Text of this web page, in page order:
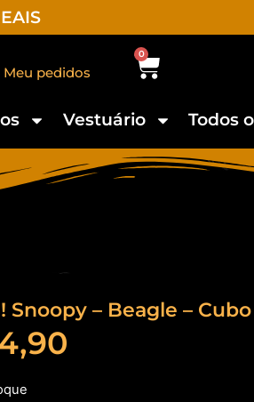
Meu pedidos
0
Vestuário Todos
Snoopy – Beagle – Cubo